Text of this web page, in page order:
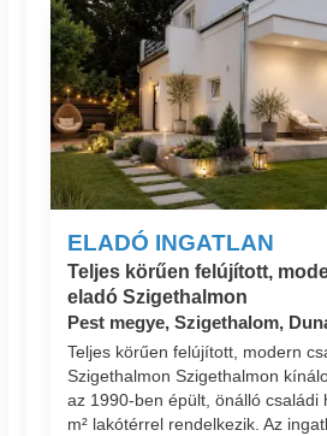
ELADÓ INGATLAN
Teljes körűen felújított,
eladó Szigethalmon
Pest megye, Szigethalom,
Teljes körűen felújított, modern
Szigethalmon Szigethalmon
az 1990-ben épült, önálló családi
m² lakótérrel rendelkezik. Az